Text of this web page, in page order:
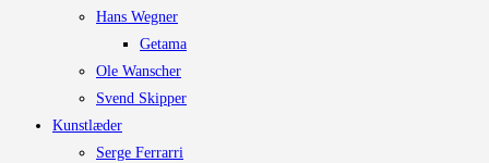
Hans Wegner
Getama
Ole Wanscher
Svend Skipper
Kunstlæder
Serge Ferrarri